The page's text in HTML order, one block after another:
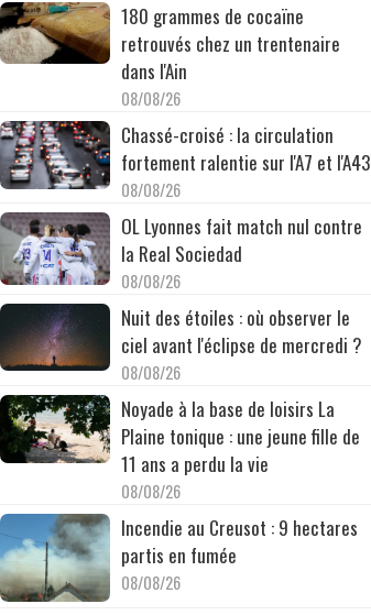
180 grammes de cocaïne
retrouvés chez un trentenaire
dans l'Ain
08/08/26
Chassé-croisé : la circulation
fortement ralentie sur l'A7 et l'A43
08/08/26
OL Lyonnes fait match nul contre
la Real Sociedad
08/08/26
Nuit des étoiles : où observer le
ciel avant l'éclipse de mercredi ?
08/08/26
Noyade à la base de loisirs La
Plaine tonique : une jeune fille de
11 ans a perdu la vie
08/08/26
Incendie au Creusot : 9 hectares
partis en fumée
08/08/26